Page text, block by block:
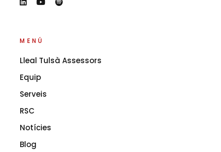
MENÚ
Lleal Tulsà Assessors
Equip
Serveis
RSC
Notícies
Blog